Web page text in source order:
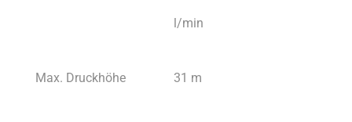
l/min
Max. Druckhöhe 31 m